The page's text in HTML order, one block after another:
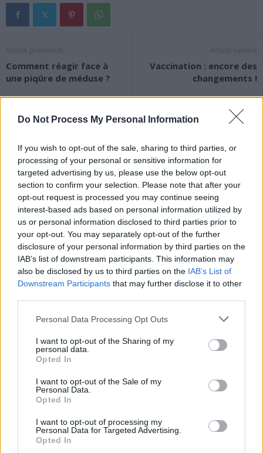
Do Not Process My Personal Information
If you wish to opt-out of the sale, sharing to third parties, or
processing of your personal or sensitive information for
targeted advertising by us, please use the below opt-out
section to confirm your selection. Please note that after your
opt-out request is processed you may continue seeing
interest-based ads based on personal information utilized by
us or personal information disclosed to third parties prior to
your opt-out. You may separately opt-out of the further
disclosure of your personal information by third parties on the
IAB’s list of downstream participants. This information may
also be disclosed by us to third parties on the IAB’s List of
Downstream Participants that may further disclose it to other
Personal Data Processing Opt Outs
I want to opt-out of the Sharing of my
personal data.
Opted In
I want to opt-out of the Sale of my
Personal Data.
Opted In
I want to opt-out of processing my
Personal Data for Targeted Advertising.
Opted In
Comment réagir face à
une piqûre de méduse ?
Vaccination : encore des
changements !
News Santé
https://news-sante.fr
ARTICLES CONNEXES PLUS DE L'AUTEUR
cardiologues pour
lunettes de sécurité
combattre le cancer
Populaires
Médicament retiré en urgence pour risques graves et données falsifiées